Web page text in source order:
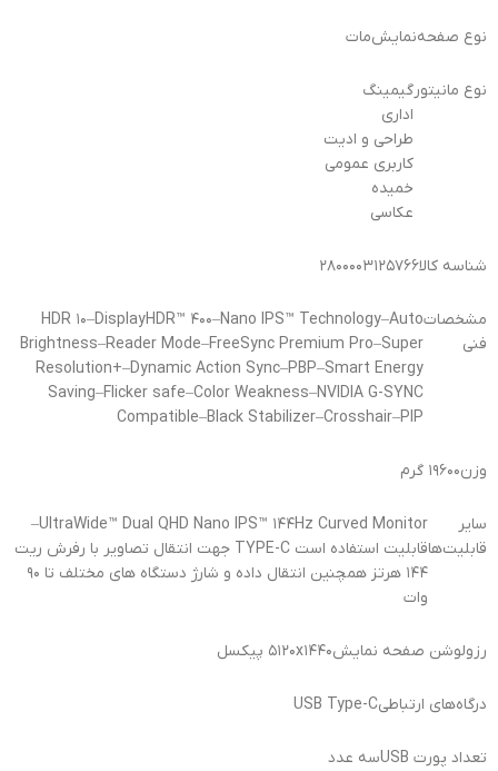
نوع صفحه‌نمایشمات
نوع مانیتورگیمینگ
اداری
طراحی و ادیت
کاربری عمومی
خمیده
عکاسی
شناسه کالا۲۸۰۰۰۰۳۱۲۵۷۶۶
مشخصات
فنی
HDR ۱۰–DisplayHDR™ ۴۰۰–Nano IPS™ Technology–Auto
Brightness–Reader Mode–FreeSync Premium Pro–Super
Resolution+–Dynamic Action Sync–PBP–Smart Energy
Saving–Flicker safe–Color Weakness–NVIDIA G-SYNC
Compatible–Black Stabilizer–Crosshair–PIP
وزن۱۹۶۰۰ گرم
سایر
قابلیت‌ها
UltraWide™ Dual QHD Nano IPS™ ۱۴۴Hz Curved Monitor–
قابلیت استفاده است TYPE-C جهت انتقال تصاویر با رفرش ریت
۱۴۴ هرتز همچنین انتقال داده و شارژ دستگاه های مختلف تا ۹۰
وات
رزولوشن صفحه نمایش۵۱۲۰x۱۴۴۰ پیکسل
درگاه‌های ارتباطیUSB Type-C
تعداد پورت USB سه عدد